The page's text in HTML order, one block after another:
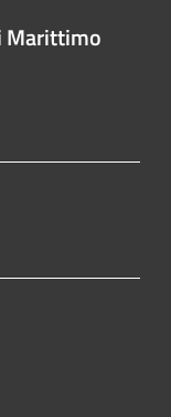
Marittimo